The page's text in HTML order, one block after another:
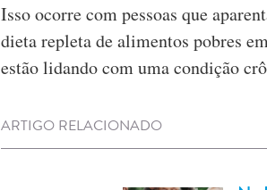
Isso ocorre com pessoas que
dieta repleta de alimentos pobres
estão lidando com uma condição
ARTIGO RELACIONADO